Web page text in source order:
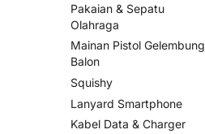
Pakaian & Sepatu
Olahraga
Mainan Pistol Gelembung
Balon
Squishy
Lanyard Smartphone
Kabel Data & Charger